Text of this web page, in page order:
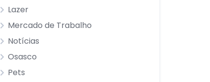
Lazer
Mercado de Trabalho
Notícias
Osasco
Pets